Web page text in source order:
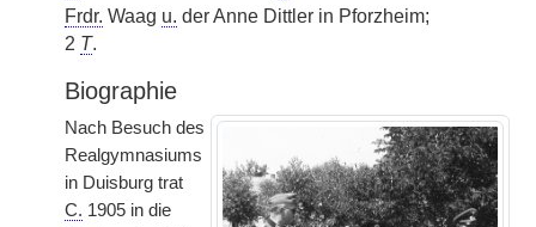
Frdr. Waag u. der Anne Dittler in Pforzheim;
2 T.
Biographie
Nach Besuch des
Realgymnasiums
in Duisburg trat
C. 1905 in die